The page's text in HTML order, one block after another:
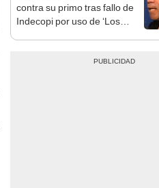
contra su primo tras fallo de
Indecopi por uso de ‘Los